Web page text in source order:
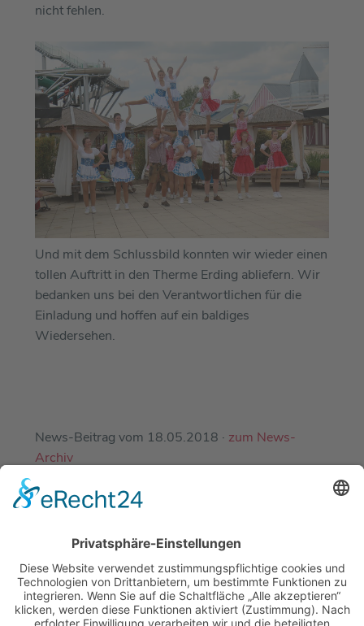
nicht fehlen.
Und mit dem Schlussbild konnten wir wieder einen
tollen Auftritt in den Therme Erding abliefern. Wir
bedanken uns bei den Verantwortlichen für die
Einladung und hoffen auf ein baldiges
Wiedersehen.
News-Beitrag vom 18.05.2018 · zum News-
Archiv
EINE ABTEILUNG DES
DJK-SV MIRSKOFEN E.V.